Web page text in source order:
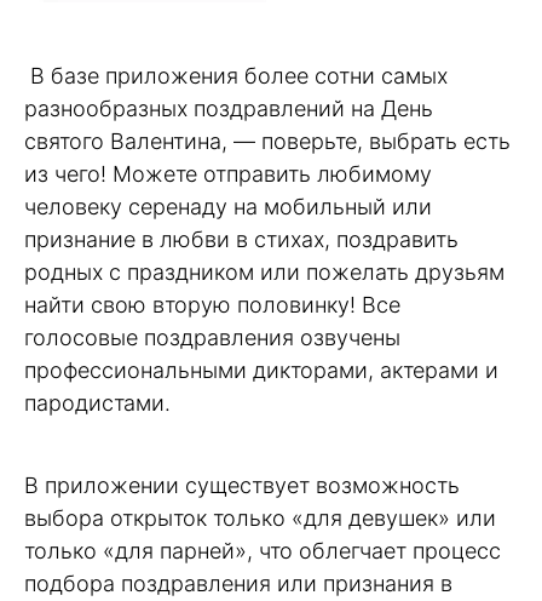
В базе приложения более сотни самых
разнообразных поздравлений на День
святого Валентина, — поверьте, выбрать есть
из чего! Можете отправить любимому
человеку серенаду на мобильный или
признание в любви в стихах, поздравить
родных с праздником или пожелать друзьям
найти свою вторую половинку! Все
голосовые поздравления озвучены
профессиональными дикторами, актерами и
пародистами.
В приложении существует возможность
выбора открыток только «для девушек» или
только «для парней», что облегчает процесс
подбора поздравления или признания в